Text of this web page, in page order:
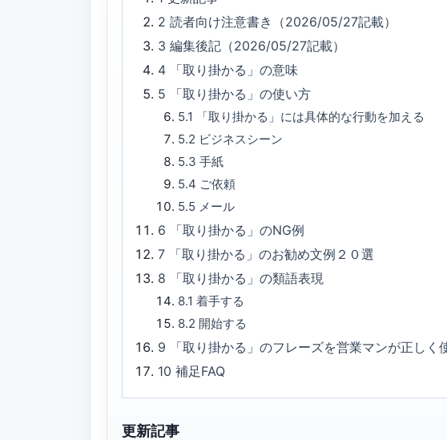
2読者向け注意書き（2026/05/27記載）
3編集後記（2026/05/27記載）
4
「取り掛かる」の意味
5
「取り掛かる」の使い方
5.1
「取り掛かる」には具体的な行動を加える
5.2 ビジネスシーン
5.3 手紙
5.4 ご依頼
5.5 メール
6
「取り掛かる」のNG例
7
「取り掛かる」のお勧め文例２０選
8
「取り掛かる」の類語表現
8.1 着手する
8.2 開始する
9
「取り掛かる」のフレーズを営業マンが正しく
10補足FAQ
更新記事